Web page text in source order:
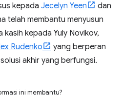
kepada Jecelyn Yeen
dan
telah membantu menyusun
kepada Yuly Novikov,
Rudenko
yang berperan
akhir yang berfungsi.
ini membantu?